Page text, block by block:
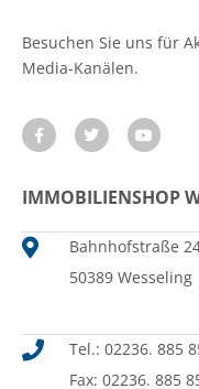
Besuchen Sie uns für
Media-Kanälen.
IMMOBILIENSHOP
Bahnhofstraße
50389 Wesseling
Tel.: 02236. 885
Fax: 02236. 885